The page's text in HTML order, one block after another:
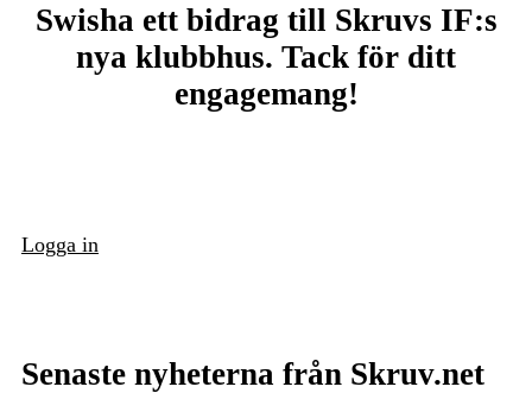
Swisha ett bidrag till Skruvs IF:s
nya klubbhus. Tack för ditt
engagemang!
Logga in
Senaste nyheterna från Skruv.net